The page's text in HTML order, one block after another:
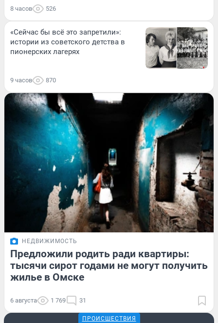
8 часов 526
«Сейчас бы всё это запретили»:
истории из советского детства в
пионерских лагерях
9 часов 870
НЕДВИЖИМОСТЬ
Предложили родить ради квартиры:
тысячи сирот годами не могут получить
жилье в Омске
6 августа 1 769 31
ПРОИСШЕСТВИЯ